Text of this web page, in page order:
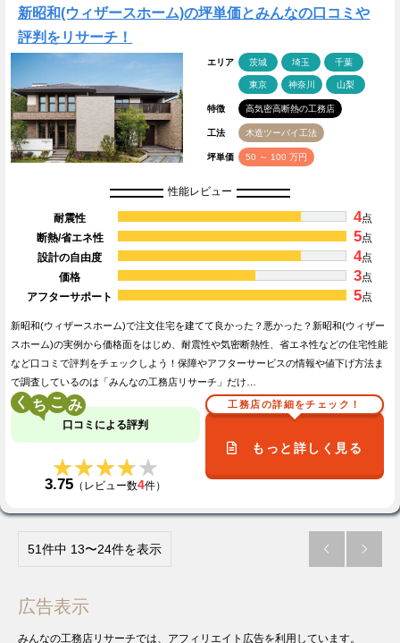
新昭和(ウィザースホーム)の坪単価とみんなの口コミや
評判をリサーチ！
エリア 茨城 埼玉 千葉
東京 神奈川 山梨
特徴 高気密高断熱の工務店
工法 木造ツーバイ工法
坪単価 50 ～ 100 万円
性能レビュー
耐震性 4点
断熱/省エネ性
5点
設計の自由度
4点
価格
3点
アフターサポート
5点
新昭和(ウィザースホーム)で注文住宅を建てて良かった？悪かった？新昭和(ウィザー
スホーム)の実例から価格面をはじめ、耐震性や気密断熱性、省エネ性などの住宅性能
など口コミで評判をチェックしよう！保障やアフターサービスの情報や値下げ方法ま
で調査しているのは「みんなの工務店リサーチ」だけ…
く こ
口コミによる評判
★★★★★
★★★★★
3.75 （レビュー数4件）
工務店の詳細をチェック！
もっと詳しく見る
51件中 13〜24件を表示  
広告表示
みんなの工務店リサーチでは、アフィリエイト広告を利用しています。